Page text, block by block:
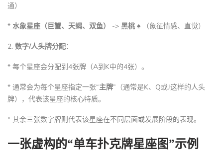
通）
* 水象星座（巨蟹、天蝎、双鱼） -> 黑桃 ♠ （象征情感、直觉）
2. 数字/人头牌分配：
* 每个星座会分配到4张牌（A到K中的4张）。
* 通常会为每个星座指定一张“主牌”（通常是K、Q或J这样的人头
牌），代表该星座的核心特质。
* 其余三张数字牌则代表该星座在不同层面或发展阶段的表现。
一张虚构的“单车扑克牌星座图”示例